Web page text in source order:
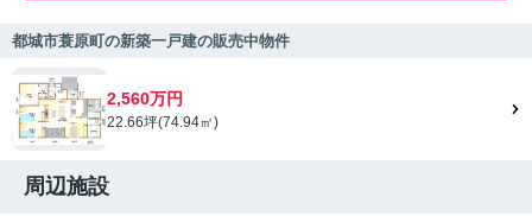
都城市蓑原町の新築一戸建の販売中物件
2,560万円
22.66坪(74.94㎡)
周辺施設